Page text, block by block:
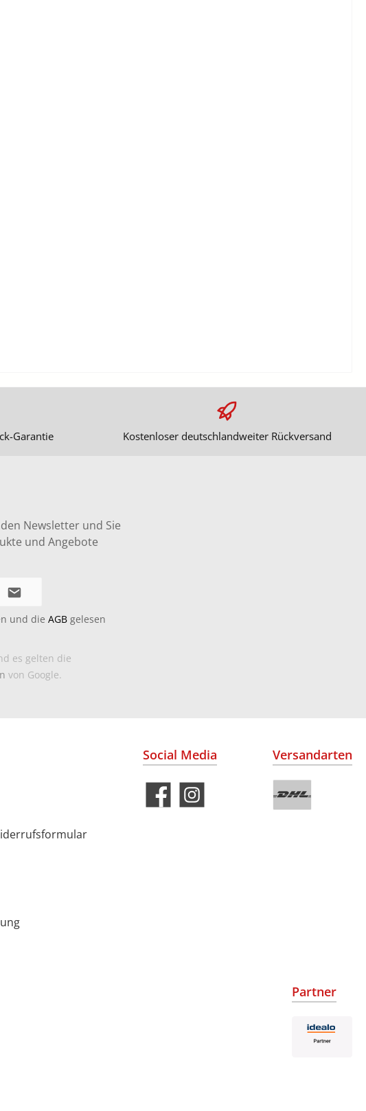
Garantie Kostenloser deutschlandweiter Rückversand
Newsletter und Sie
und Angebote
und die AGB gelesen
es gelten die
von Google.
Social Media Versandarten
Partner